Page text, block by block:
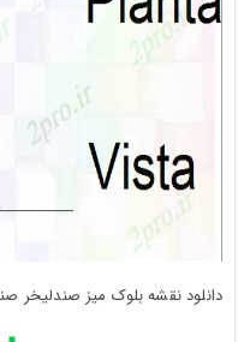
دانلود نقشه بلوک میز صندلیخر صندلی